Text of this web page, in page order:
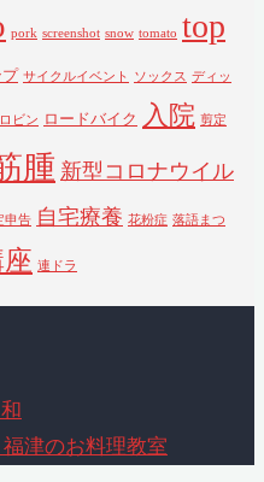
pork screenshot snow tomato top
サイクルイベント ソックス ディッ
ビン ロードバイク 入院 剪定
腫 新型コロナウイル
申告 自宅療養 花粉症 落語まつ
連ドラ
津のお料理教室